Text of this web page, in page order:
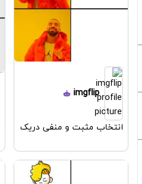
imgflip
انتخاب مثبت و منفی دریک